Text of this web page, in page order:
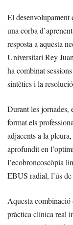
El desenvolupament
una corba
resposta a aquesta
Universitari Rey
ha combinat
sintètics i la
Durant les jornades,
format els
adjacents a la
aprofundit en
l’ecobroncoscòpia
EBUS radial, l’ús
Aquesta
pràctica clínica real